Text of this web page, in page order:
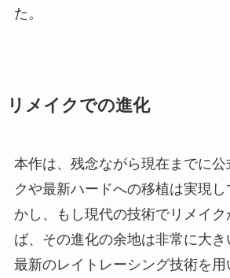
た。
リメイクでの進化
本作は、残念ながら現在までに公
クや最新ハードへの移植は実現し
かし、もし現代の技術でリメイク
ば、その進化の余地は非常に大き
最新のレイトレーシング技術を